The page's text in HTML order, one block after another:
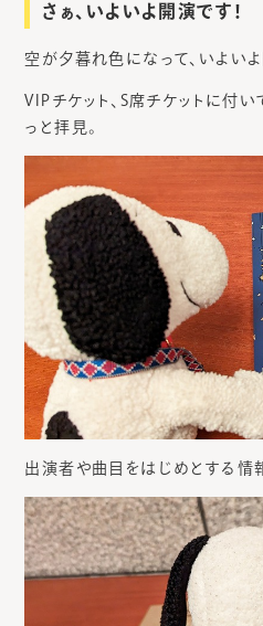
さぁ、いよいよ開演です！
空が夕暮れ色になって、いよいよ
VIPチケット、S席チケットに付
っと拝見。
出演者や曲目をはじめとする情